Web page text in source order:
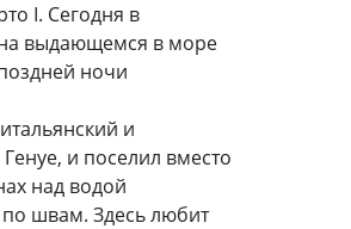
I. Сегодня в
на выдающемся в море
ночи
и
и поселил вместо
над водой
швам. Здесь любит